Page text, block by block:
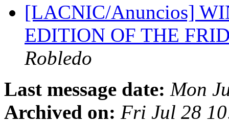
[LACNIC/Anuncios]
EDITION OF THE
Robledo
Last message date: Mon
Archived on: Fri Jul 28